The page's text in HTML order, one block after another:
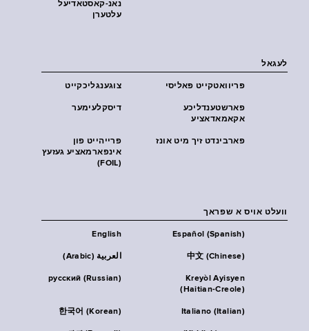
נאנ-קאסטאדיעל
עלטערן
לעגאל
צוגענגליכקייט פּריוואטקייט פּאליסי
דיסקלעימער
פארשטענדליכע
אקאמאדאציע
פרייהייט פון
אינפארמאציע געזעץ
(FOIL)
פארבינדט זיך מיט אונז
וועלט אויס א שפראך
English Español (Spanish)
العربية (Arabic) 中文 (Chinese)
русский (Russian)
Kreyòl Ayisyen
(Haitian-Creole)
한국어 (Korean) Italiano (Italian)